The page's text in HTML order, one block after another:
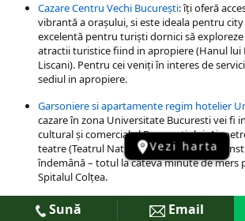
Cazare Centru Vechi București: îți oferă
vibrantă a orașului, si este ideala pentru
excelentă pentru turiști dornici să
atractii turistice fiind in apropiere (Hanul lui
Liscani). Pentru cei veniți în interes de
sediul in apropiere.
Garsoniere si apartamente regim hotelier
cazare în zona Universitate Bucuresti vei fi
cultural și comercial al Bucureștiului. Ai
teatre (Teatrul National, Teatrul Odeon),
îndemână – totul la câteva minute de mers
Spitalul Colțea.
Apartamente în regim hotelier Calea Victoriei
între rafinament și acces facil la atracții
Vezi harta
Sună Email